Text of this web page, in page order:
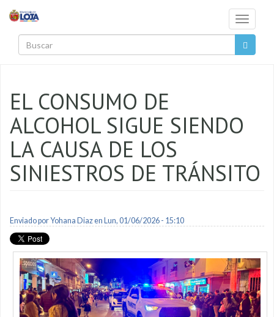
Toggle
EL CONSUMO DE
ALCOHOL SIGUE SIENDO
LA CAUSA DE LOS
SINIESTROS DE TRÁNSITO
Enviado porYohana Diazen Lun, 01/06/2026 - 15:10